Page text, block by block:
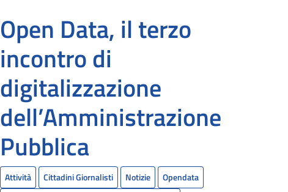
Open Data, il terzo
incontro di
digitalizzazione
dell’Amministrazione
Pubblica
Attività Cittadini Giornalisti Notizie
Opendata